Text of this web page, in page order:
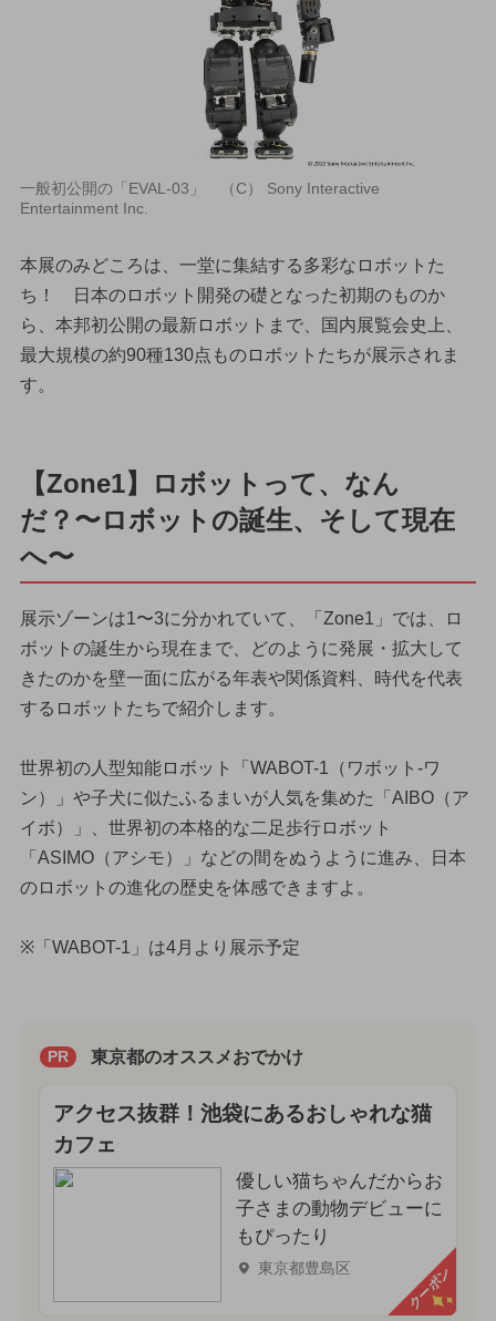
一般初公開の「EVAL-03」 （C） Sony Interactive
Entertainment Inc.
本展のみどころは、一堂に集結する多彩なロボットた
ち！ 日本のロボット開発の礎となった初期のものか
ら、本邦初公開の最新ロボットまで、国内展覧会史上、
最大規模の約90種130点ものロボットたちが展示されま
す。
【Zone1】ロボットって、なん
だ？〜ロボットの誕生、そして現在
へ〜
展示ゾーンは1〜3に分かれていて、「Zone1」では、ロ
ボットの誕生から現在まで、どのように発展・拡大して
きたのかを壁一面に広がる年表や関係資料、時代を代表
するロボットたちで紹介します。
世界初の人型知能ロボット「WABOT-1（ワボット-ワ
ン）」や子犬に似たふるまいが人気を集めた「AIBO（ア
イボ）」、世界初の本格的な二足歩行ロボット
「ASIMO（アシモ）」などの間をぬうように進み、日本
のロボットの進化の歴史を体感できますよ。
※「WABOT-1」は4月より展示予定
PR 東京都のオススメおでかけ
アクセス抜群！池袋にあるおしゃれな猫
カフェ
優しい猫ちゃんだからお
子さまの動物デビューに
もぴったり
東京都豊島区 クーポン